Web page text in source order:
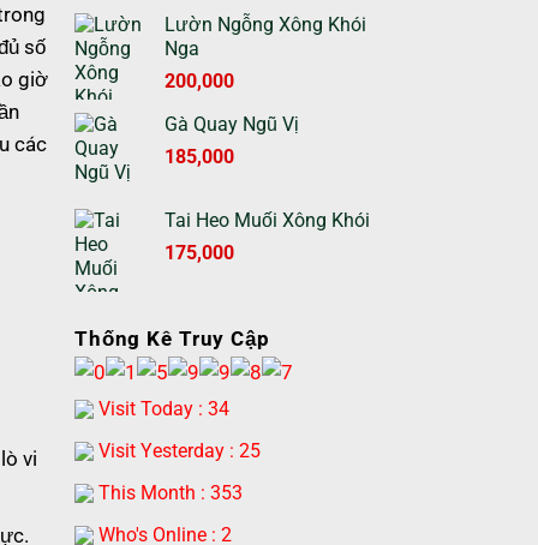
số
giờ
các
vi
Lườn Ngỗng Xông Khói
Nga
Giá
là:
230,000 ₫.
200,000
tại
Gà Quay Ngũ Vị
Giá
210,000 ₫.
185,000
là:
Tai Heo Muối Xông Khói
Giá
195,000 ₫.
175,000
là:
175,000 ₫.
Thống Kê Truy Cập
Visit Today : 34
Visit Yesterday : 25
This Month : 353
Who's Online : 2